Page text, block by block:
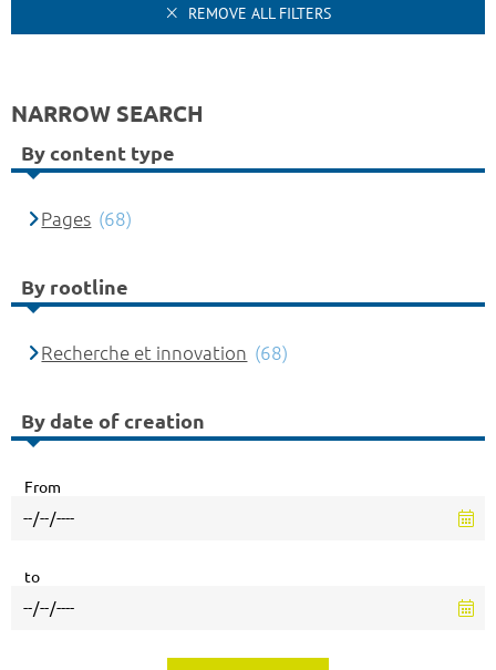
REMOVE ALL FILTERS
NARROW SEARCH
By content type
Pages (68)
By rootline
Recherche et innovation (68)
By date of creation
From
to